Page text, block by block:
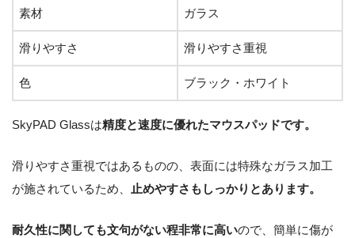
素材 ガラス
滑りやすさ 滑りやすさ重視
色 ブラック・ホワイト
SkyPAD Glassは精度と速度に優れたマウスパッドです。
滑りやすさ重視ではあるものの、表面には特殊なガラス加工
が施されているため、
止めやすさもしっかりとあります。
耐久性に関しても文句がない程非常に高いので、簡単に傷が